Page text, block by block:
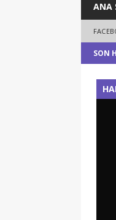
ANA
SON